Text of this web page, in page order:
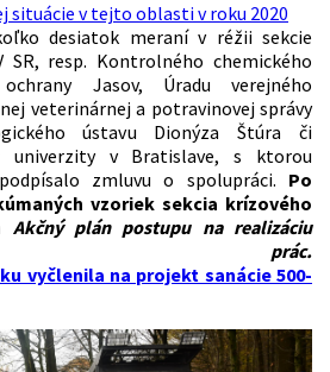
situácie v tejto oblasti v roku 2020
desiatok meraní v réžii sekcie
SR, resp. Kontrolného chemického
Jasov, Úradu verejného
veterinárnej a potravinovej správy
ústavu Dionýza Štúra či
univerzity v Bratislave, s ktorou
zmluvu o spolupráci. Po
vzoriek sekcia krízového
Akčný plán postupu na realizáciu
prác.
vyčlenila na projekt sanácie 500-